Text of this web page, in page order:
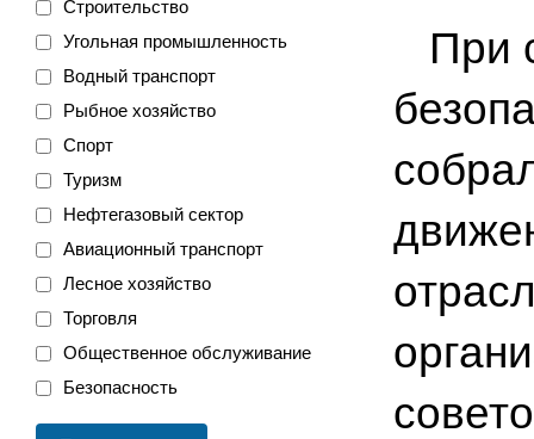
Строительство
Угольная промышленность
Водный транспорт
Рыбное хозяйство
Спорт
Туризм
Нефтегазовый сектор
Авиационный транспорт
Лесное хозяйство
Торговля
Общественное обслуживание
Безопасность
При